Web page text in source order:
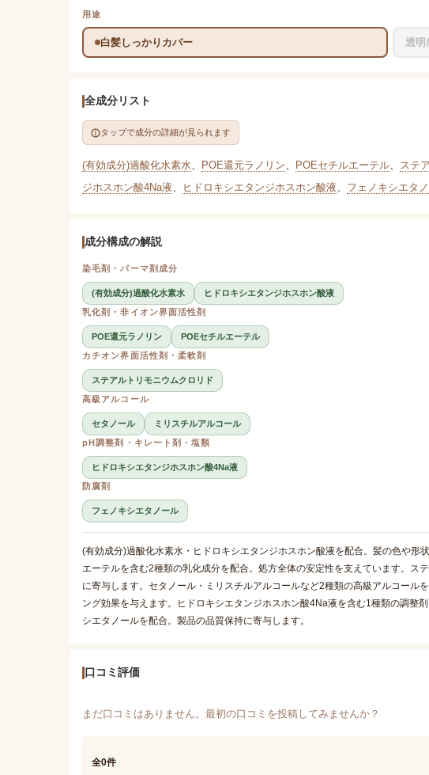
用途
白髪しっかりカバー 透明
全成分リスト
タップで成分の詳細が見られます
(有効成分)過酸化水素水、 POE還元ラノリン、 POEセチルエーテル、 ステ
ジホスホン酸4Na液、 ヒドロキシエタンジホスホン酸液、 フェノキシエタ
成分構成の解説
染毛剤・パーマ剤成分
(有効成分)過酸化水素水
ヒドロキシエタンジホスホン酸液
乳化剤・非イオン界面活性剤
POE還元ラノリン
POEセチルエーテル
カチオン界面活性剤・柔軟剤
ステアルトリモニウムクロリド
高級アルコール
セタノール
ミリスチルアルコール
pH調整剤・キレート剤・塩類
ヒドロキシエタンジホスホン酸4Na液
防腐剤
フェノキシエタノール
(有効成分)過酸化水素水・ヒドロキシエタンジホスホン酸液を配合。髪の色や形
エーテルを含む2種類の乳化成分を配合。処方全体の安定性を支えています。ス
に寄与します。セタノール・ミリスチルアルコールなど2種類の高級アルコール
ング効果を与えます。ヒドロキシエタンジホスホン酸4Na液を含む1種類の調整
シエタノールを配合。製品の品質保持に寄与します。
口コミ評価
まだ口コミはありません。最初の口コミを投稿してみませんか？
全0件